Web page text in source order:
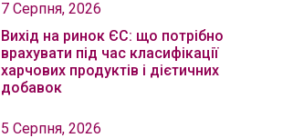
7 Серпня, 2026
Вихід на ринок ЄС: що потрібно
врахувати під час класифікації
харчових продуктів і дієтичних
добавок
5 Серпня, 2026